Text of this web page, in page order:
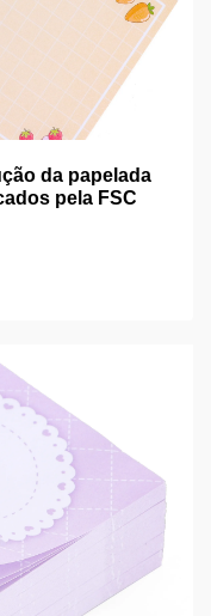
da papelada
pela FSC